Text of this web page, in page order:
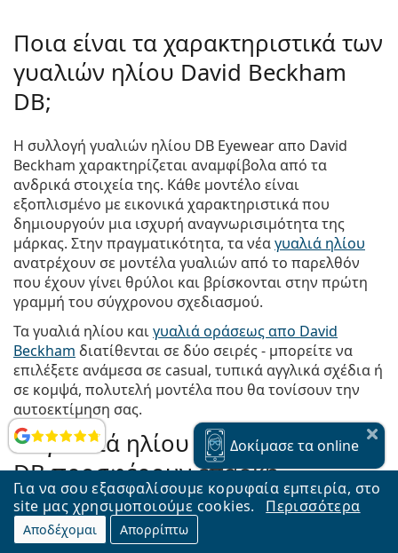
Για να σου εξασφαλίσουμε κορυφαία εμπειρία, στο
site μας χρησιμοποιούμε cookies.
Περισσότερα
Αποδέχομαι Απορρίπτω
Αξιολογήσεις
Ποια είναι τα χαρακτηριστικά των
γυαλιών ηλίου David Beckham
DB;
Η συλλογή γυαλιών ηλίου DB Eyewear απο David
Beckham χαρακτηρίζεται αναμφίβολα από τα
ανδρικά στοιχεία της. Κάθε μοντέλο είναι
εξοπλισμένο με εικονικά χαρακτηριστικά που
δημιουργούν μια ισχυρή αναγνωρισιμότητα της
μάρκας. Στην πραγματικότητα, τα νέαγυαλιά ηλίου
ανατρέχουν σε μοντέλα γυαλιών από το παρελθόν
που έχουν γίνει θρύλοι και βρίσκονται στην πρώτη
γραμμή του σύγχρονου σχεδιασμού.
Τα γυαλιά ηλίου καιγυαλιά οράσεως απο David
Beckham διατίθενται σε δύο σειρές - μπορείτε να
επιλέξετε ανάμεσα σε casual, τυπικά αγγλικά σχέδια ή
σε κομψά, πολυτελή μοντέλα που θα τονίσουν την
αυτοεκτίμηση σας.
Τα γυαλιά ηλίου David Beckham
DB προσφέρουν επαρκή
προστασία από την υπεριώδη
ακτινοβολία;
Δοκίμασετα online